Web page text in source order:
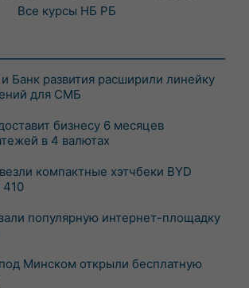
Все курсы НБ РБ
Банк развития расширили линейку
для СМБ
бизнесу 6 месяцев
в 4 валютах
компактные хэтчбеки BYD
410
популярную интернет-площадку
Минском открыли бесплатную